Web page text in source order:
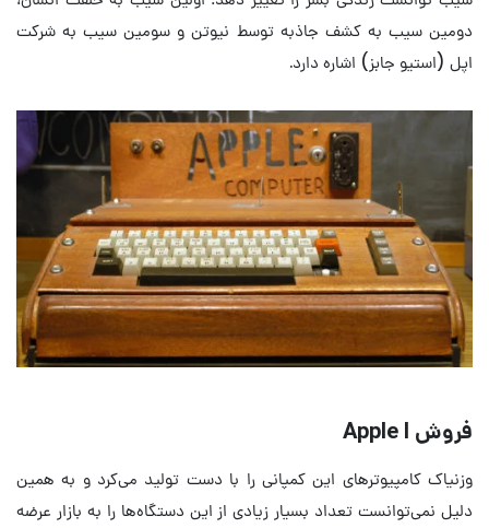
دومین سیب به کشف جاذبه توسط نیوتن و سومین سیب به شرکت
اپل (استیو جابز) اشاره دارد.
فروش Apple I
وزنیاک کامپیوترهای این کمپانی را با دست تولید می‌کرد و به همین
دلیل نمی‌توانست تعداد بسیار زیادی از این دستگاه‌ها را به بازار عرضه